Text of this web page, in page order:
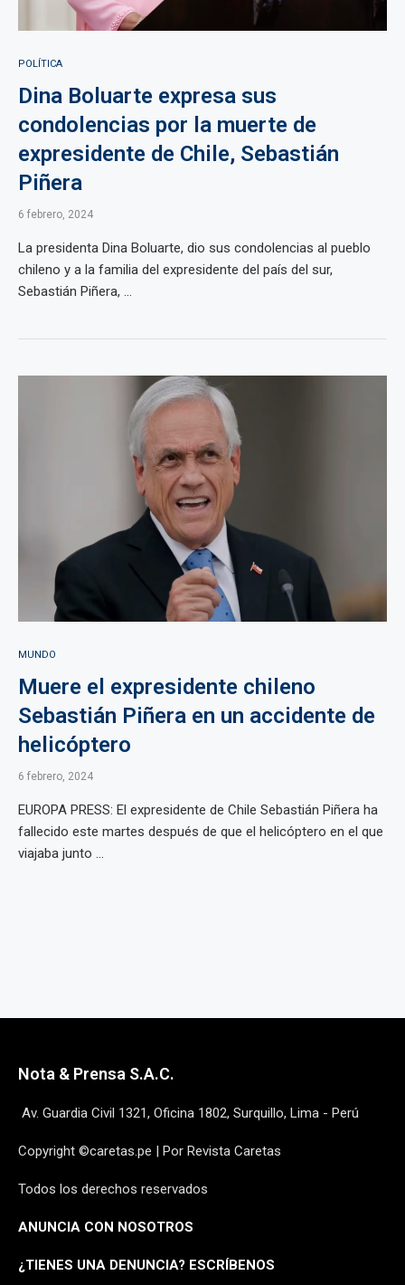
POLÍTICA
Dina Boluarte expresa sus
condolencias por la muerte de
expresidente de Chile, Sebastián
Piñera
6 febrero, 2024
La presidenta Dina Boluarte, dio sus condolencias al pueblo
chileno y a la familia del expresidente del país del sur,
Sebastián Piñera, ...
MUNDO
Muere el expresidente chileno
Sebastián Piñera en un accidente de
helicóptero
6 febrero, 2024
EUROPA PRESS: El expresidente de Chile Sebastián Piñera ha
fallecido este martes después de que el helicóptero en el que
viajaba junto ...
Nota & Prensa S.A.C.
Av. Guardia Civil 1321, Oficina 1802, Surquillo, Lima - Perú
Copyright ©caretas.pe | Por Revista Caretas
Todos los derechos reservados
ANUNCIA CON NOSOTROS
¿TIENES UNA DENUNCIA? ESCRÍBENOS